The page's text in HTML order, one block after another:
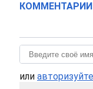
КОММЕНТАРИИ
или